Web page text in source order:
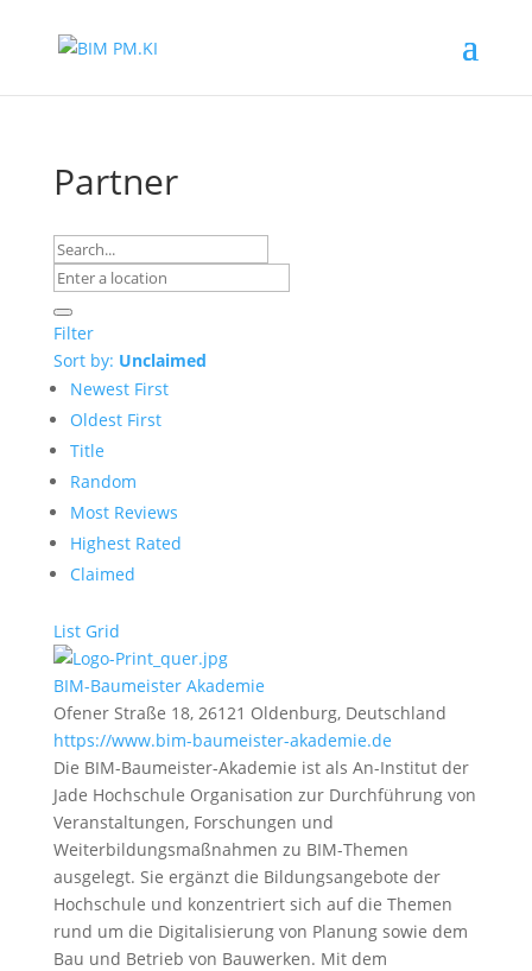
Partner
Filter
Sort by: Unclaimed
Newest First
Oldest First
Title
Random
Most Reviews
Highest Rated
Claimed
List Grid
BIM-Baumeister Akademie
Ofener Straße 18, 26121 Oldenburg, Deutschland
https://www.bim-baumeister-akademie.de
Die BIM-Baumeister-Akademie ist als An-Institut der
Jade Hochschule Organisation zur Durchführung von
Veranstaltungen, Forschungen und
Weiterbildungsmaßnahmen zu BIM-Themen
ausgelegt. Sie ergänzt die Bildungsangebote der
Hochschule und konzentriert sich auf die Themen
rund um die Digitalisierung von Planung sowie dem
Bau und Betrieb von Bauwerken. Mit dem